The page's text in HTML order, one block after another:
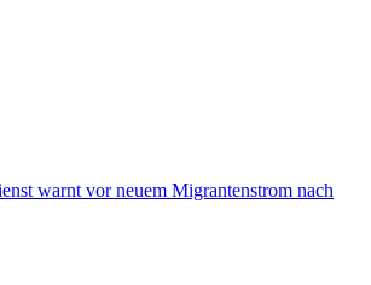
warnt vor neuem Migrantenstrom nach